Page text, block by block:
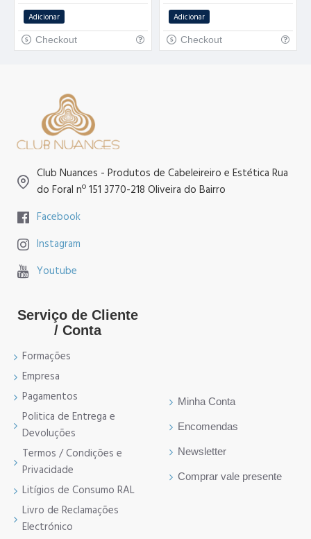
Adicionar
Checkout
Adicionar
Checkout
Club Nuances - Produtos de Cabeleireiro e Estética Rua
do Foral nº 151 3770-218 Oliveira do Bairro
Facebook
Instagram
Youtube
Serviço de Cliente
/ Conta
Formações
Empresa
Pagamentos
Politica de Entrega e
Devoluções
Termos / Condições e
Privacidade
Litígios de Consumo RAL
Livro de Reclamações
Electrónico
Minha Conta
Encomendas
Newsletter
Comprar vale presente